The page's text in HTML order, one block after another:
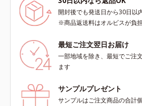
開封後でも発送日から30日以
※商品返送料はオルビスが負
最短ご注文翌日お届け
一部地域を除き、最短でご注
ます
サンプルプレゼント
サンプルはご注文商品の合計